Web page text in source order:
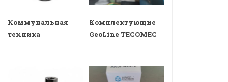
Коммунальная
техника
Комплектующие
GeoLine TECOMEC